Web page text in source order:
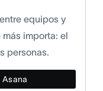
equipos y
importa: el
personas.
Asana